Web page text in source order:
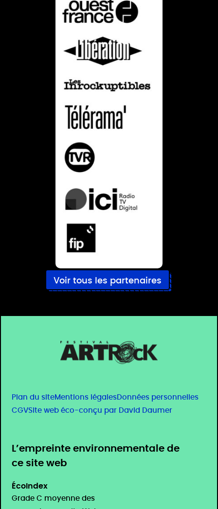
Voir tous les partenaires
Plan du siteMentions légalesDonnées personnelles
CGVSite web éco-conçu par David Daumer
L’empreinte environnementale de
ce site web
ÉcoIndex
Grade C moyenne des